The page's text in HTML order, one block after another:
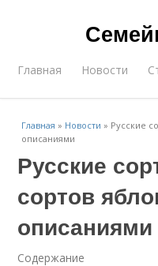
Главная Новости
Главная » Новости » Русские
описаниями
Русские
сортов
описаниями
Содержание